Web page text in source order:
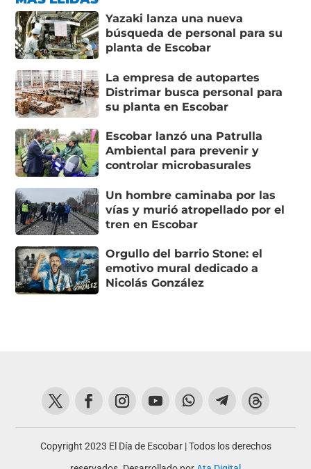
Yazaki lanza una nueva
búsqueda de personal para su
planta de Escobar
La empresa de autopartes
Distrimar busca personal para
su planta en Escobar
Escobar lanzó una Patrulla
Ambiental para prevenir y
controlar microbasurales
Un hombre caminaba por las
vías y murió atropellado por el
tren en Escobar
Orgullo del barrio Stone: el
emotivo mural dedicado a
Nicolás González
Copyright 2023 El Día de Escobar | Todos los derechos